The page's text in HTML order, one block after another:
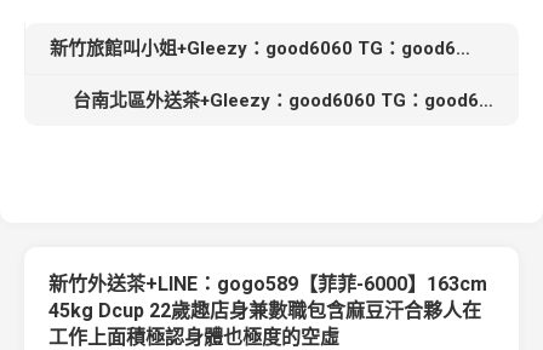
新竹旅館叫小姐+Gleezy：good6060 TG：good6060【玲恩】160cm D 45 21歲 大奶嫩妹 很騷很主動
台南北區外送茶+Gleezy：good6060 TG：good6060【冰兒-6000】164cm 48kg Ecup 24歲 可無套吹
新竹外送茶+LINE：gogo589【菲菲-6000】163cm
45kg Dcup 22歲趣店身兼數職包含麻豆汗合夥人在
工作上面積極認身體也極度的空虛